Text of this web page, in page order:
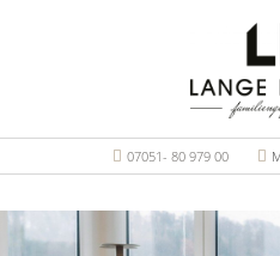
07051- 80 979 00